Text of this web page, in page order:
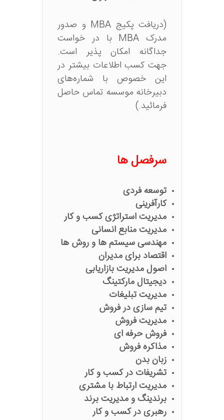
(دریافت پکیج MBA و صدور
مدرک MBA با در خواست
جداگانه امکان پذیر است.
جهت کسب اطلاعات بیشتر در
این خصوص با شماره‌های
دبیرخانه موسسه تماس حاصل
فرمائید.)
سرفصل ها
توسعه فردی
کارآفرینی
مدیریت استراتژی کسب و کار
مدیریت منابع انسانی
مهندسی سیستم ها و روش ها
اقتصاد برای مدیران
اصول مدیریت بازاریابی
دیجیتال مارکتینگ
مدیریت تبلیغات
تیم سازی در فروش
مدیریت فروش
فروش حرفه ای
مذاکره فروش
زبان بدن
تشریفات در کسب و کار
مدیریت ارتباط با مشتری
برندینگ و مدیریت برند
رهبری در کسب و کار